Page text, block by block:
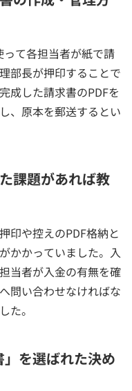
て各担当者が紙で請
部長が押印することで
成した請求書のPDFを
、原本を郵送するとい
課題があれば教
印や控えのPDF格納と
かかっていました。入
当者が入金の有無を確
問い合わせなければな
た。
」を選ばれた決め